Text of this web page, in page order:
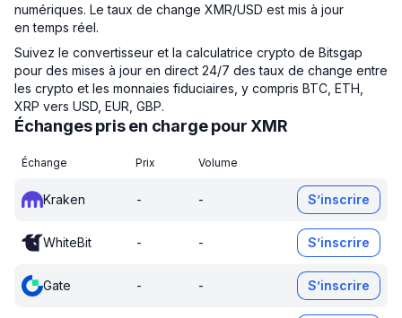
numériques. Le taux de change XMR/USD est mis à jour
en temps réel.
Suivez le convertisseur et la calculatrice crypto de Bitsgap
pour des mises à jour en direct 24/7 des taux de change entre
les crypto et les monnaies fiduciaires, y compris BTC, ETH,
XRP vers USD, EUR, GBP.
Échanges pris en charge pour XMR
Échange Prix Volume
Kraken - - S’inscrire
WhiteBit - - S’inscrire
Gate - - S’inscrire